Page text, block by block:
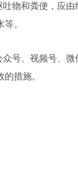
吐物和粪便，应
。
众号、视频号、
措施。